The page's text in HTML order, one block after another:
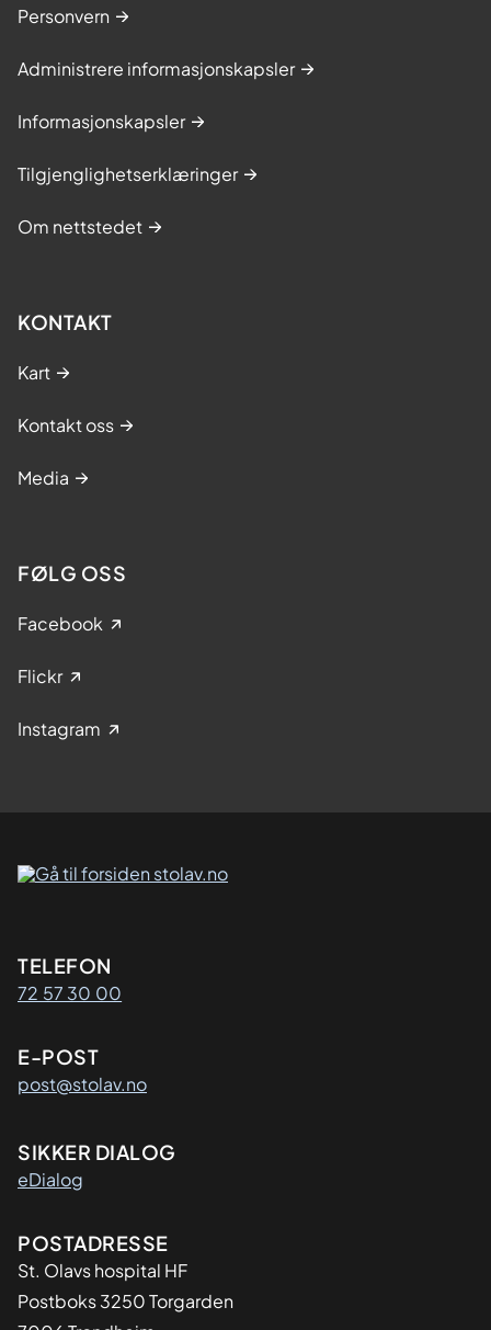
Personvern
Administrere informasjonskapsler
Informasjonskapsler
Tilgjenglighetserklæringer
Om nettstedet
KONTAKT
Kart
Kontakt oss
Media
FØLG OSS
Facebook
Flickr
Instagram
Kontaktinformasjon
TELEFON
72 57 30 00
E-POST
post@stolav.no
SIKKER DIALOG
eDialog
Adresse
POSTADRESSE
St. Olavs hospital HF
Postboks 3250 Torgarden